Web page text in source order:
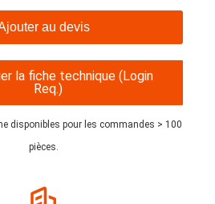
au devis
la fiche technique (Login
Req.)
disponibles pour les commandes > 100
pièces.